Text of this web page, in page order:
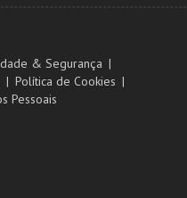
& Segurança
Política de Cookies
Pessoais